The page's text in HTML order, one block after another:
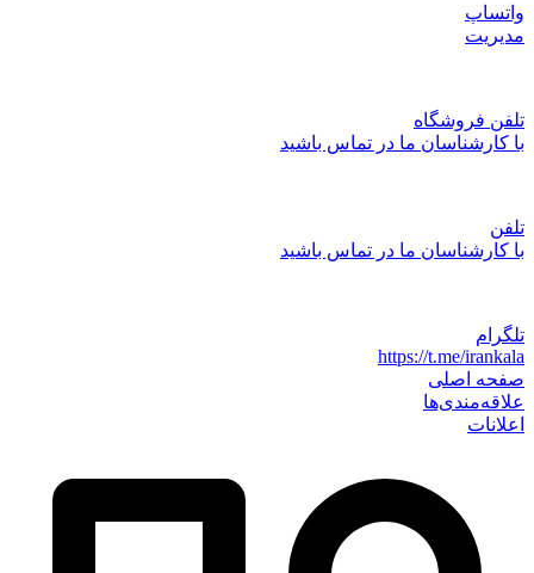
واتساپ
مدیریت
تلفن فروشگاه
با کارشناسان ما در تماس باشید
تلفن
با کارشناسان ما در تماس باشید
تلگرام
https://t.me/irankala
صفحه اصلی
علاقه‌مندی‌ها
اعلانات